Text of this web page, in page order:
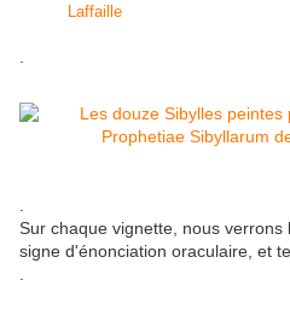
Laffaille
Sur chaque vignette, nous verrons
signe d'énonciation oraculaire, et